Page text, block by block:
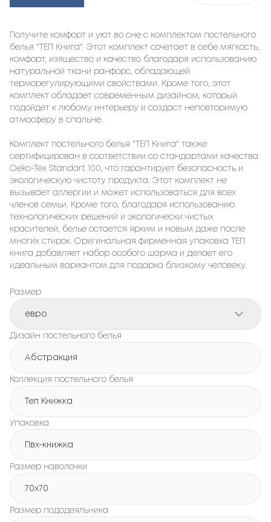
Получите комфорт и уют во сне с комплектом постельного
белья "ТЕП Книга". Этот комплект сочетает в себе мягкость,
комфорт, изящество и качество благодаря использованию
натуральной ткани ранфорс, обладающей
терморегулирующими свойствами. Кроме того, этот
комплект обладает современным дизайном, который
подойдет к любому интерьеру и создаст неповторимую
атмосферу в спальне.
Комплект постельного белья "ТЕП Книга" также
сертифицирован в соответствии со стандартами качества
Oeko-Tex Standart 100, что гарантирует безопасность и
экологическую чистоту продукта. Этот комплект не
вызывает аллергии и может использоваться для всех
членов семьи. Кроме того, благодаря использованию
технологических решений и экологически чистых
красителей, белье остается ярким и новым даже после
многих стирок. Оригинальная фирменная упаковка ТЕП
книга добавляет набор особого шарма и делает его
идеальным вариантом для подарка близкому человеку.
Размер
евро
Дизайн постельного белья
Абстракция
Коллекция постельного белья
Теп Книжка
Упаковка
Пвх-книжка
Размер наволочки
70x70
Размер пододеяльника